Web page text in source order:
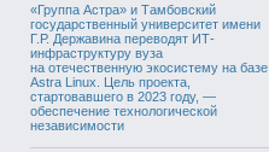
«Группа Астра» и Тамбовский
государственный университет имени
Г.Р. Державина переводят ИТ-
инфраструктуру вуза
на отечественную экосистему на базе
Astra Linux. Цель проекта,
стартовавшего в 2023 году, —
обеспечение технологической
независимости